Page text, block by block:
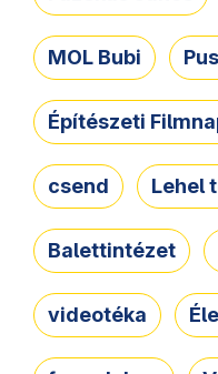
MOL Bubi
Építészeti
csend Lehel
Balettintézet
videotéka